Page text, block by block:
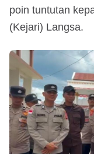
poin tuntutan
(Kejari) Langsa.